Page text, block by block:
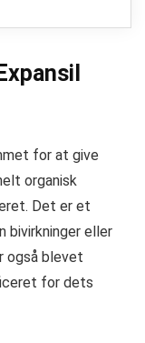
for at give
organisk
Det er et
bivirkninger eller
også blevet
for dets